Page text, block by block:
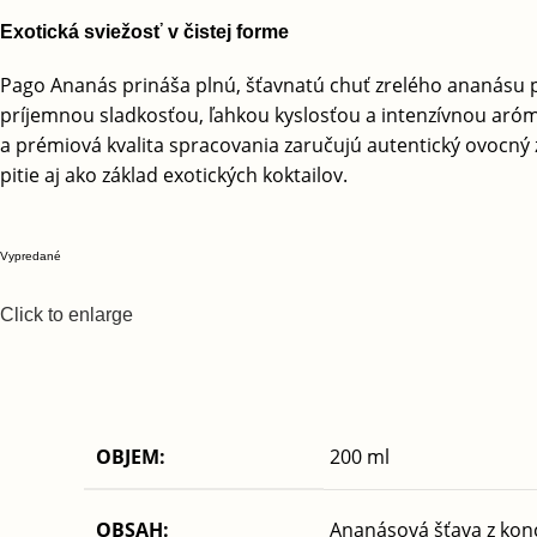
Exotická sviežosť v čistej forme
Pago Ananás prináša plnú, šťavnatú chuť zrelého
príjemnou sladkosťou, ľahkou kyslosťou a intenzívnou
a prémiová kvalita spracovania zaručujú autentický
pitie aj ako základ exotických koktailov.
Vypredané
Click to enlarge
OBJEM: 200 ml
OBSAH: Ananásová šťava z